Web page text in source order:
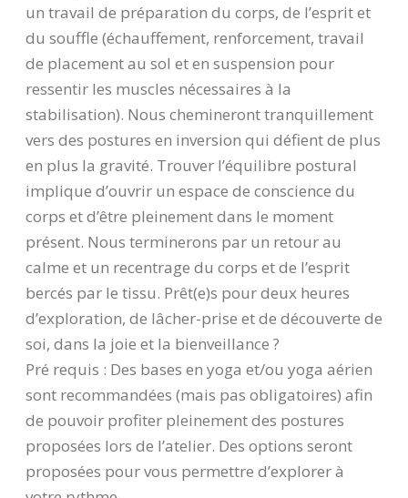
un travail de préparation du corps, de l’esprit et
du souffle (échauffement, renforcement, travail
de placement au sol et en suspension pour
ressentir les muscles nécessaires à la
stabilisation). Nous chemineront tranquillement
vers des postures en inversion qui défient de plus
en plus la gravité. Trouver l’équilibre postural
implique d’ouvrir un espace de conscience du
corps et d’être pleinement dans le moment
présent. Nous terminerons par un retour au
calme et un recentrage du corps et de l’esprit
bercés par le tissu. Prêt(e)s pour deux heures
d’exploration, de lâcher-prise et de découverte de
soi, dans la joie et la bienveillance ?
Pré requis : Des bases en yoga et/ou yoga aérien
sont recommandées (mais pas obligatoires) afin
de pouvoir profiter pleinement des postures
proposées lors de l’atelier. Des options seront
proposées pour vous permettre d’explorer à